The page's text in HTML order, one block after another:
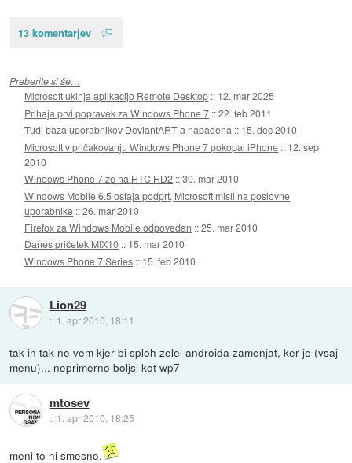
13 komentarjev
Preberite si še…
Microsoft ukinja aplikacijo Remote Desktop :: 12. mar 2025
Prihaja prvi popravek za Windows Phone 7 ::22. feb 2011
Tudi baza uporabnikov DeviantART-a napadena :: 15. dec 2010
Microsoft v pričakovanju Windows Phone 7 pokopal iPhone :: 12. sep
2010
Windows Phone 7 že na HTC HD2 ::30. mar 2010
Windows Mobile 6.5 ostaja podprt, Microsoft misli na poslovne
uporabnike ::26. mar 2010
Firefox za Windows Mobile odpovedan ::25. mar 2010
Danes pričetek MIX10 :: 15. mar 2010
Windows Phone 7 Series :: 15. feb 2010
Lion29
:: 1. apr 2010, 18:11
tak in tak ne vem kjer bi sploh zelel androida zamenjat, ker je (vsaj
menu)... neprimerno boljsi kot wp7
mtosev
:: 1. apr 2010, 18:25
meni to ni smesno.